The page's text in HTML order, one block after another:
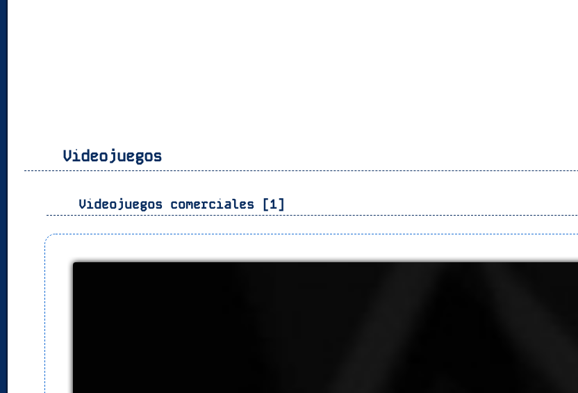
Videojuegos
Videojuegos comerciales [1]